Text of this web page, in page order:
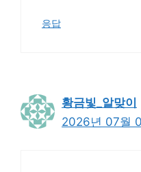
응답
황금빛_알맞이
2026년 07월